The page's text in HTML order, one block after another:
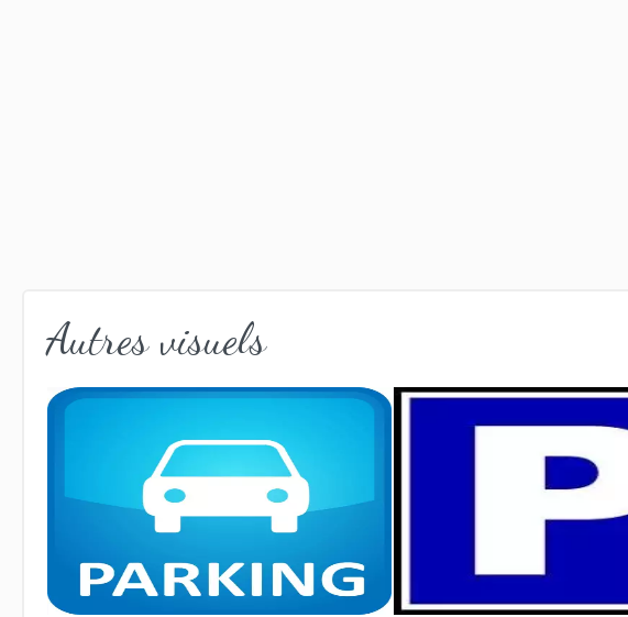
Autres visuels